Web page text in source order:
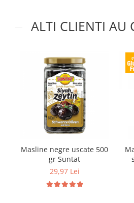
ALTI CLIENTI AU
Masline negre uscate 500
gr Suntat
29,97 Lei